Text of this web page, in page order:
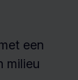
een
milieu